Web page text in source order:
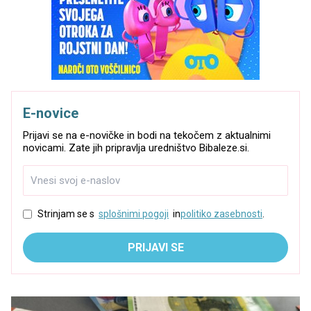
E-novice
Prijavi se na e-novičke in bodi na tekočem z aktualnimi
novicami. Zate jih pripravlja uredništvo Bibaleze.si.
Strinjam se s splošnimi pogoji inpolitiko zasebnosti
PRIJAVI SE